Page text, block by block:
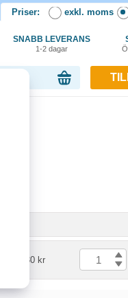
Priser: exkl. moms
SNABB LEVERANS
1-2 dagar
1636.30 kr